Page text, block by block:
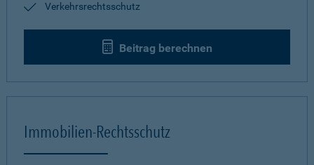
Verkehrsrechtsschutz
Beitrag berechnen
Immobilien-Rechtsschutz